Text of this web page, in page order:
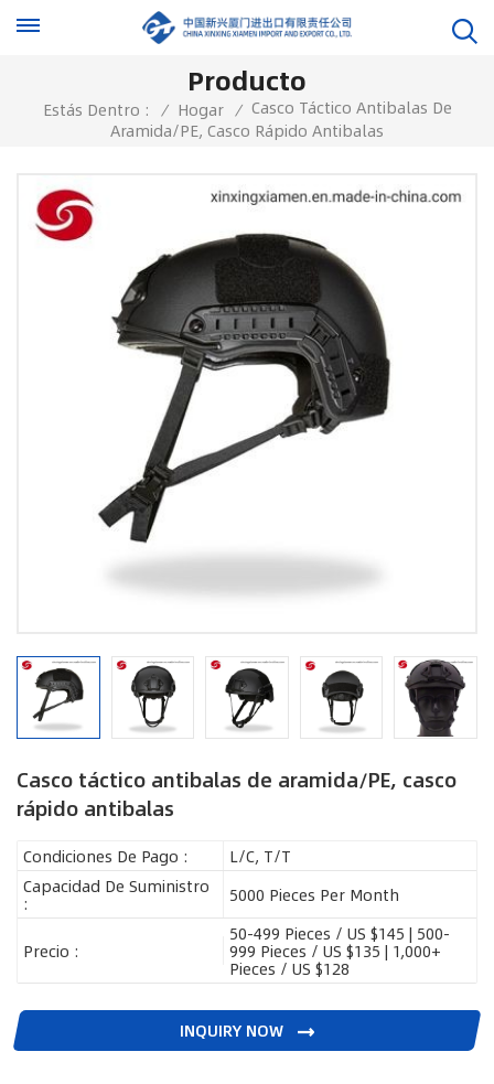
Producto
Estás Dentro : / Hogar / Casco Táctico Antibalas De
Aramida/PE, Casco Rápido Antibalas
Casco táctico antibalas de aramida/PE, casco
rápido antibalas
Condiciones De Pago :
L/C, T/T
Capacidad De Suministro
: 5000 Pieces Per Month
Precio :
50-499 Pieces / US $145 | 500-
999 Pieces / US $135 | 1,000+
Pieces / US $128
INQUIRY NOW